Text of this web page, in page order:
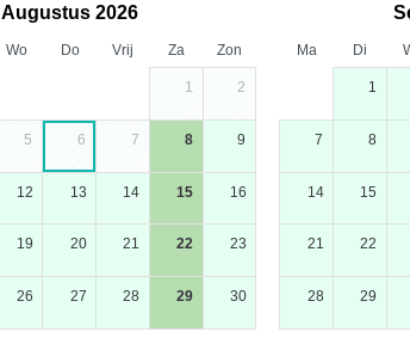
Augustus 2026
Wo Do Vrij Za Zon
1 2
5 6 7 8 9
12 13 14 15 16
19 20 21 22 23
26 27 28 29 30
Ma Di
1
7 8
14 15
21 22
28 29